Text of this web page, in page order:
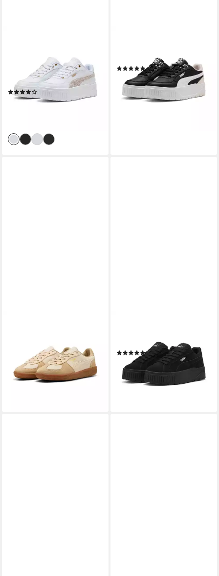
Sneaker für sportliche
Aktivitäten und Streetwear,
mit Schnürung
(4)
ab 79,99 €
Sneakers Damen Sneaker
(2)
69,95 €
lieferbar - in 3-4 Werktagen bei dir
mit Gummilaufsohle, mit
Schnürung
ab 80,99 € UVP99,95 €
(5)
74,95 €
lieferbar - in 3-4 Werktagen bei dir